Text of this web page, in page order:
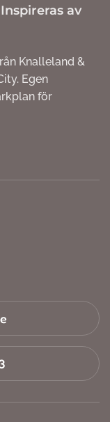
av
Knalleland &
Egen
för